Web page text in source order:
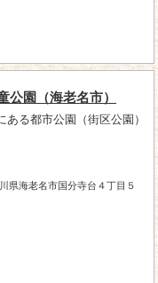
公園（海老名市）
る都市公園（街区公園）
県海老名市国分寺台４丁目５